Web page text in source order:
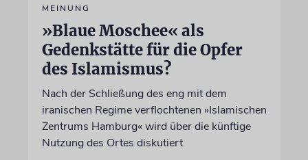
MEINUNG
»Blaue Moschee« als
Gedenkstätte für die Opfer
des Islamismus?
Nach der Schließung des eng mit dem
iranischen Regime verflochtenen »Islamischen
Zentrums Hamburg« wird über die künftige
Nutzung des Ortes diskutiert